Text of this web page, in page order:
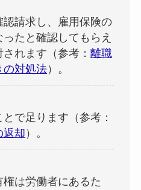
請求し、雇用保険の
たと確認してもらえ
れます（参考：離職
の対処法）。
で足ります（参考：
返却 ）。
は労働者にあるた